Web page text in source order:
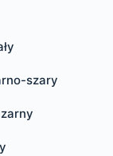
szary